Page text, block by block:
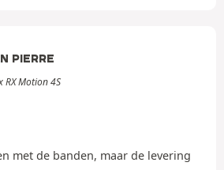
PIERRE
RX Motion 4S
met de banden, maar de levering